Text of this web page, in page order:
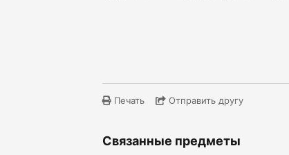
Печать Отправить другу
Связанные предметы